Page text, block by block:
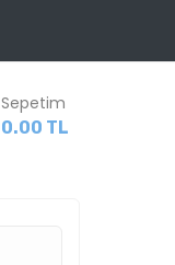
Sepetim
0.00 TL